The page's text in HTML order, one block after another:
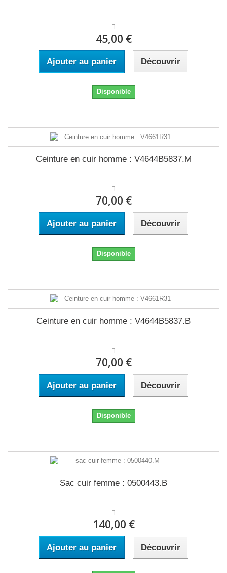
45,00 €
Ajouter au panier Découvrir
Disponible
Ceinture en cuir homme : V4644B5837.M
70,00 €
Ajouter au panier Découvrir
Disponible
Ceinture en cuir homme : V4644B5837.B
70,00 €
Ajouter au panier Découvrir
Disponible
Sac cuir femme : 0500443.B
140,00 €
Ajouter au panier Découvrir